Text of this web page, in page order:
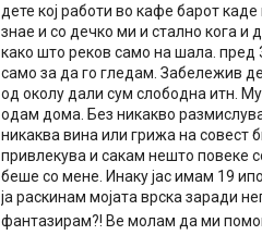
дете кој работи во кафе барот
знае и со дечко ми и стално кога
како што реков само на шала. пред
само за да го гледам. Забележив
од околу дали сум слободна итн.
одам дома. Без никакво
никаква вина или грижа на совест
привлекува и сакам нешто повеке
беше со мене. Инаку јас имам 19
ја раскинам мојата врска заради
фантазирам?! Ве молам да ми